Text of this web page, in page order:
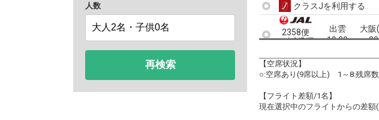
人数
再検索
クラスJを利用する
2358便
※J-AIR運
出雲
19:30
大阪
【空席状況】
○:空席あり(9席以上) 1～8:残席
【フライト差額/1名】
現在選択中のフライトからの差額(